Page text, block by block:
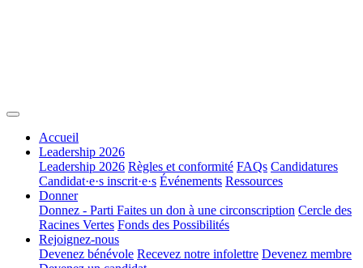
Accueil
Leadership 2026
Leadership 2026 Règles et conformité FAQs Candidatures
Candidat·e·s inscrit·e·s Événements Ressources
Donner
Donnez - Parti Faites un don à une circonscription Cercle des
Racines Vertes Fonds des Possibilités
Rejoignez-nous
Devenez bénévole Recevez notre infolettre Devenez membre